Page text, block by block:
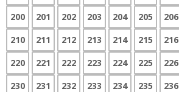
200
201 202 203 204 205 206
210
211 212 213 214 215 216
220
221 222 223 224 225 226
230
231 232 233 234 235 236